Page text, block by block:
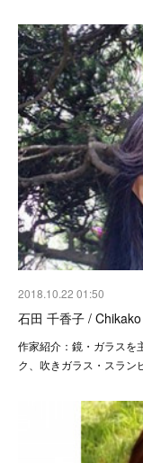
2018.10.22 01:50
石田 千香子 /
作家紹介：鏡・ガラスを
ク、吹きガラス・スラ